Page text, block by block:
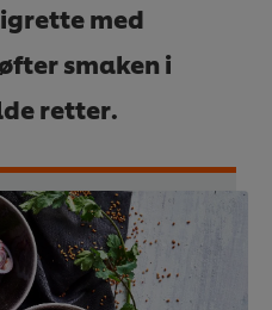
med
smaken i
retter.